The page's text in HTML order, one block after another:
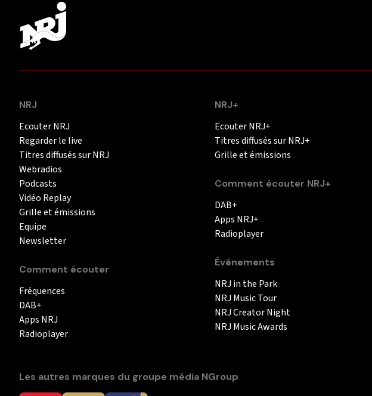
NRJ
Ecouter NRJ
Regarder le live
Titres diffusés sur NRJ
Webradios
Podcasts
Vidéo Replay
Grille et émissions
Equipe
Newsletter
Comment écouter
Fréquences
DAB+
Apps NRJ
Radioplayer
NRJ+
Ecouter NRJ+
Titres diffusés sur NRJ+
Grille et émissions
Comment écouter NRJ+
DAB+
Apps NRJ+
Radioplayer
Événements
NRJ in the Park
NRJ Music Tour
NRJ Creator Night
NRJ Music Awards
Les autres marques du groupe média NGroup